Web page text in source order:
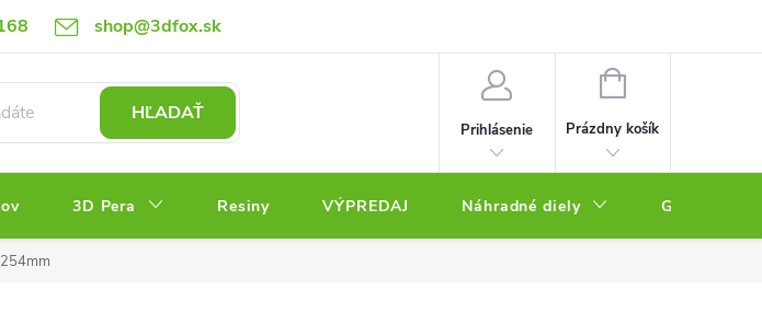
shop@3dfox.sk
ochrany osobných údajov
HĽADAŤ
Prihlásenie
NÁKUPNÝ
Prázdny košík
3D Pera Resiny VÝPREDAJ Náhradné diely